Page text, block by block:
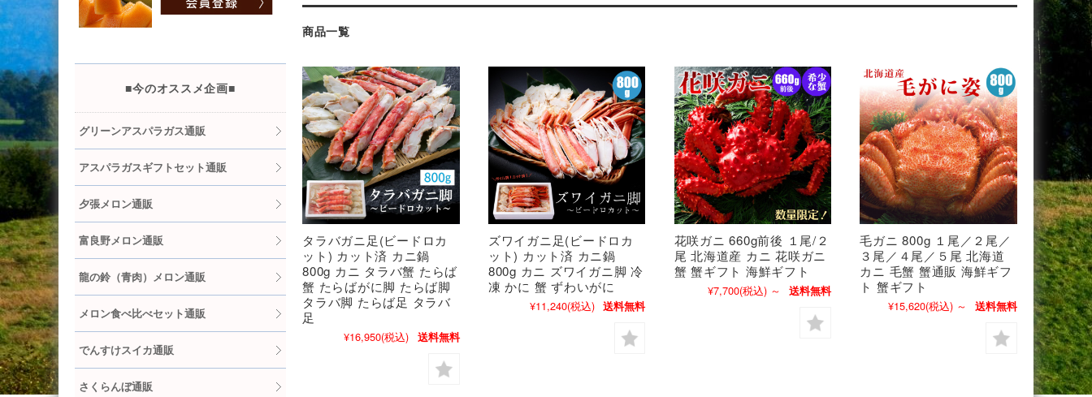
商品一覧
タラバガニ足(ビードロカ
ット) カット済 カニ鍋
800g カニ タラバ蟹 たらば
蟹 たらばがに脚 たらば脚
タラバ脚 たらば足 タラバ
足
¥16,950(税込) 送料無料
ズワイガニ足(ビードロカ
ット) カット済 カニ鍋
800g カニ ズワイガニ脚 冷
凍 かに 蟹 ずわいがに
¥11,240(税込) 送料無料
花咲ガニ 660g前後 １尾/２
尾 北海道産 カニ 花咲ガニ
蟹 蟹ギフト 海鮮ギフト
¥7,700(税込) ～ 送料無料
毛ガニ 800g １尾／２尾／
３尾／４尾／５尾 北海道
カニ 毛蟹 蟹通販 海鮮ギフ
ト 蟹ギフト
¥15,620(税込) ～ 送料無料
■今のオススメ企画■
グリーンアスパラガス通販
アスパラガスギフトセット通販
夕張メロン通販
富良野メロン通販
龍の鈴（青肉）メロン通販
メロン食べ比べセット通販
でんすけスイカ通販
さくらんぼ通販